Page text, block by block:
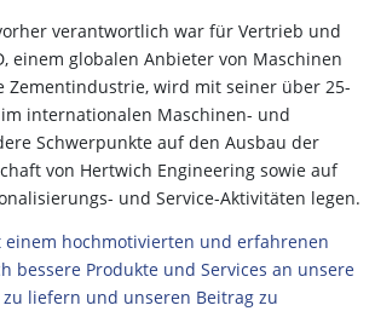
verantwortlich war für Vertrieb und
einem globalen Anbieter von Maschinen
Zementindustrie, wird mit seiner über 25-
internationalen Maschinen- und
Schwerpunkte auf den Ausbau der
von Hertwich Engineering sowie auf
und Service-Aktivitäten legen.
einem hochmotivierten und erfahrenen
bessere Produkte und Services an unsere
liefern und unseren Beitrag zu